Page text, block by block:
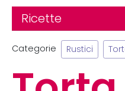
Ricette
Categorie Rustici